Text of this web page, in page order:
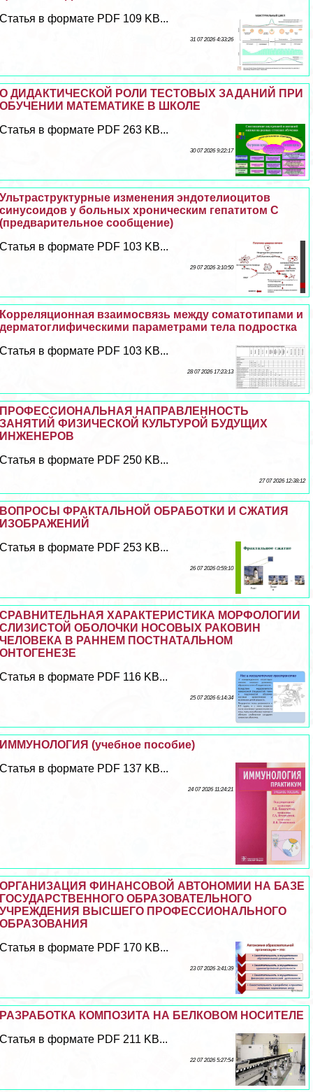
Статья в формате PDF 109 KB...
31 07 2026 4:33:26
О ДИДАКТИЧЕСКОЙ РОЛИ ТЕСТОВЫХ ЗАДАНИЙ ПРИ
ОБУЧЕНИИ МАТЕМАТИКЕ В ШКОЛЕ
Статья в формате PDF 263 KB...
30 07 2026 9:22:17
Ультраструктурные изменения эндотелиоцитов
синусоидов у больных хроническим гепатитом С
(предварительное сообщение)
Статья в формате PDF 103 KB...
29 07 2026 3:10:50
Корреляционная взаимосвязь между соматотипами и
дерматоглифическими параметрами тела подростка
Статья в формате PDF 103 KB...
28 07 2026 17:23:13
ПРОФЕССИОНАЛЬНАЯ НАПРАВЛЕННОСТЬ
ЗАНЯТИЙ ФИЗИЧЕСКОЙ КУЛЬТУРОЙ БУДУЩИХ
ИНЖЕНЕРОВ
Статья в формате PDF 250 KB...
27 07 2026 12:38:12
ВОПРОСЫ ФРАКТАЛЬНОЙ ОБРАБОТКИ И СЖАТИЯ
ИЗОБРАЖЕНИЙ
Статья в формате PDF 253 KB...
26 07 2026 0:59:10
СРАВНИТЕЛЬНАЯ ХАРАКТЕРИСТИКА МОРФОЛОГИИ
СЛИЗИСТОЙ ОБОЛОЧКИ НОСОВЫХ РАКОВИН
ЧЕЛОВЕКА В РАННЕМ ПОСТНАТАЛЬНОМ
ОНТОГЕНЕЗЕ
Статья в формате PDF 116 KB...
25 07 2026 6:14:34
ИММУНОЛОГИЯ (учебное пособие)
Статья в формате PDF 137 KB...
24 07 2026 11:24:21
ОРГАНИЗАЦИЯ ФИНАНСОВОЙ АВТОНОМИИ НА БАЗЕ
ГОСУДАРСТВЕННОГО ОБРАЗОВАТЕЛЬНОГО
УЧРЕЖДЕНИЯ ВЫСШЕГО ПРОФЕССИОНАЛЬНОГО
ОБРАЗОВАНИЯ
Статья в формате PDF 170 KB...
23 07 2026 3:41:39
РАЗРАБОТКА КОМПОЗИТА НА БЕЛКОВОМ НОСИТЕЛЕ
Статья в формате PDF 211 KB...
22 07 2026 5:27:54